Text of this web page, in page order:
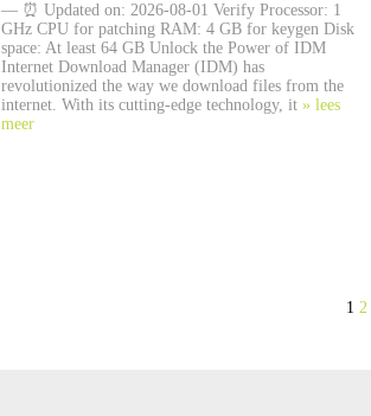
— ⏰ Updated on: 2026-08-01 Verify Processor: 1
GHz CPU for patching RAM: 4 GB for keygen Disk
space: At least 64 GB Unlock the Power of IDM
Internet Download Manager (IDM) has
revolutionized the way we download files from the
internet. With its cutting-edge technology, it » lees
meer
1 2